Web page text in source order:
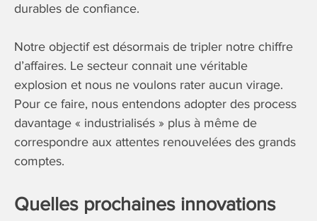
durables de confiance.
Notre objectif est désormais de tripler notre chiffre
d’affaires. Le secteur connait une véritable
explosion et nous ne voulons rater aucun virage.
Pour ce faire, nous entendons adopter des process
davantage « industrialisés » plus à même de
correspondre aux attentes renouvelées des grands
comptes.
Quelles prochaines innovations